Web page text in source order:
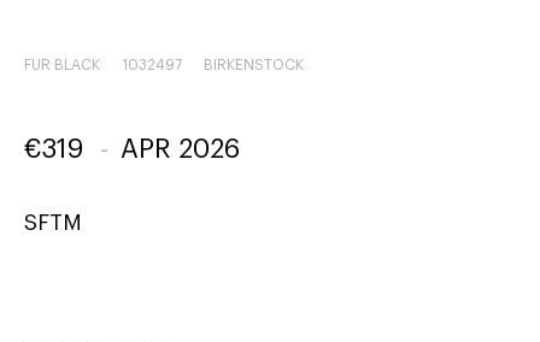
FUR BLACK 1032497 BIRKENSTOCK
€319 - APR 2026
SFTM